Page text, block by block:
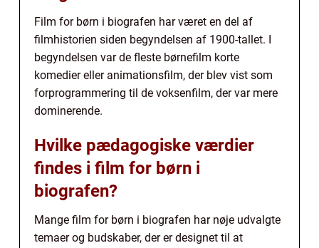
Film for børn i biografen har været en del af
filmhistorien siden begyndelsen af 1900-tallet. I
begyndelsen var de fleste børnefilm korte
komedier eller animationsfilm, der blev vist som
forprogrammering til de voksenfilm, der var mere
dominerende.
Hvilke pædagogiske værdier
findes i film for børn i
biografen?
Mange film for børn i biografen har nøje udvalgte
temaer og budskaber, der er designet til at